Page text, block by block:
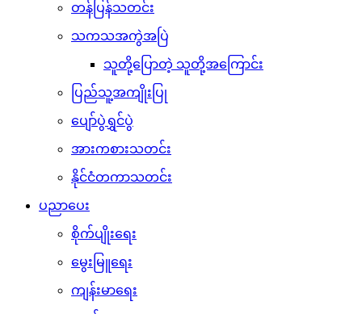
တန်ပြန်သတင်း
သကသအကွဲအပြဲ
သူတို့ပြောတဲ့ သူတို့အကြောင်း
ပြည်သူ့အကျိုးပြု
ပျော်ပွဲရွှင်ပွဲ
အားကစားသတင်း
နိုင်ငံတကာသတင်း
ပညာပေး
စိုက်ပျိုးရေး
မွေးမြူရေး
ကျန်းမာရေး